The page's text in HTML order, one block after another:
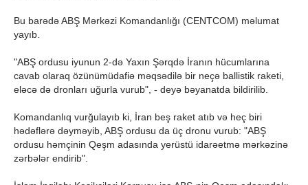
Bu barədə ABŞ Mərkəzi Komandanlığı (CENTCOM) məlumat
yayıb.
"ABŞ ordusu iyunun 2-də Yaxın Şərqdə İranın hücumlarına
cavab olaraq özünümüdafiə məqsədilə bir neçə ballistik raketi,
eləcə də dronları uğurla vurub", - deyə bəyanatda bildirilib.
Komandanlıq vurğulayıb ki, İran beş raket atıb və heç biri
hədəflərə dəyməyib, ABŞ ordusu da üç dronu vurub: "ABŞ
ordusu həmçinin Qeşm adasında yerüstü idarəetmə mərkəzinə
zərbələr endirib".